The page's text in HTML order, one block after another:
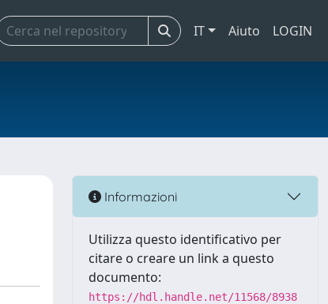
IT Aiuto LOGIN
Informazioni
Utilizza questo identificativo per
citare o creare un link a questo
documento:
https://hdl.handle.net/11568/8938